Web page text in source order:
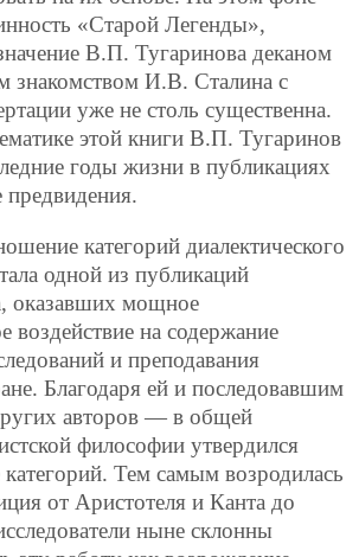
«Старой Легенды»,
В.П. Тугаринова деканом
знакомством И.В. Сталина с
уже не столь существенна.
этой книги В.П. Тугаринов
годы жизни в публикациях
предвидения.
категорий диалектического
одной из публикаций
оказавших мощное
воздействие на содержание
и преподавания
Благодаря ей и последовавшим
авторов — в общей
философии утвердился
категорий. Тем самым возродилась
от Аристотеля и Канта до
ныне склонны